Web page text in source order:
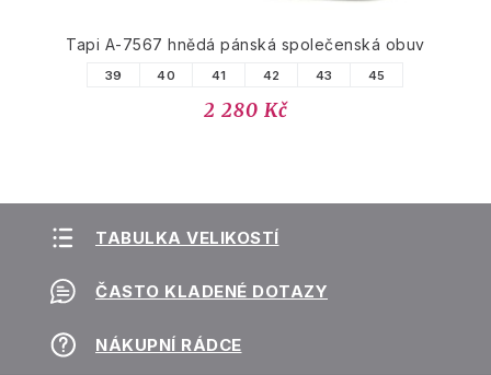
Tapi A-7567 hnědá pánská společenská obuv
39 40 41 42 43 45
2 280 Kč
TABULKA VELIKOSTÍ
ČASTO KLADENÉ DOTAZY
NÁKUPNÍ RÁDCE